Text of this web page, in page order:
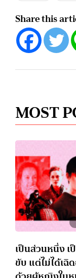
Share this
MOST
เป็นส่วนหนึ่ง เ
ขับ แต่ไม่ได้เฉิ